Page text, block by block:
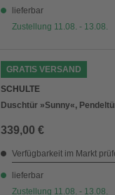
lieferbar
Zustellung 11.08. - 13.08.
GRATIS VERSAND
SCHULTE
Duschtür »Sunny«,
339,00 €
Verfügbarkeit im Markt
lieferbar
Zustellung 11.08. - 13.08.